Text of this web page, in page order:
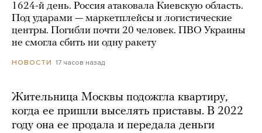
1624-й день. Россия атаковала Киевскую область.
Под ударами — маркетплейсы и логистические
центры. Погибли почти 20 человек. ПВО Украины
не смогла сбить ни одну ракету
НОВОСТИ 17 часов назад
Жительница Москвы подожгла квартиру,
когда ее пришли выселять приставы. В 2022
году она ее продала и передала деньги